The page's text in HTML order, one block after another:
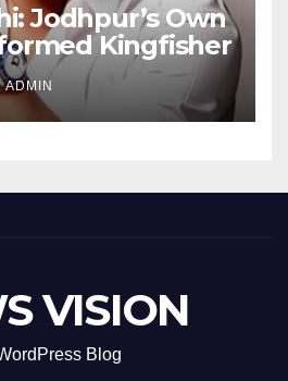
Jodhpur’s Own
Kingfisher
Mansion In
ADMIN
VISION
Blog